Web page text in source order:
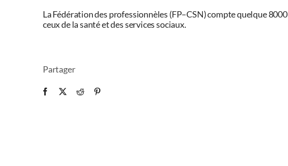
La Fédération des professionnèles (FP–CSN) compte quelque
ceux de la santé et des services sociaux.
Partager